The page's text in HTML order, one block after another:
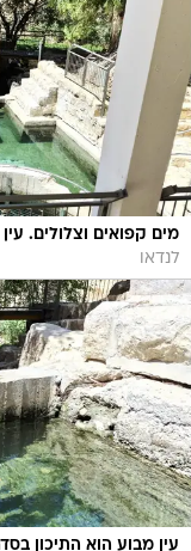
מים קפואים וצלולים.
לנדאו
עין מבוע הוא התיכון